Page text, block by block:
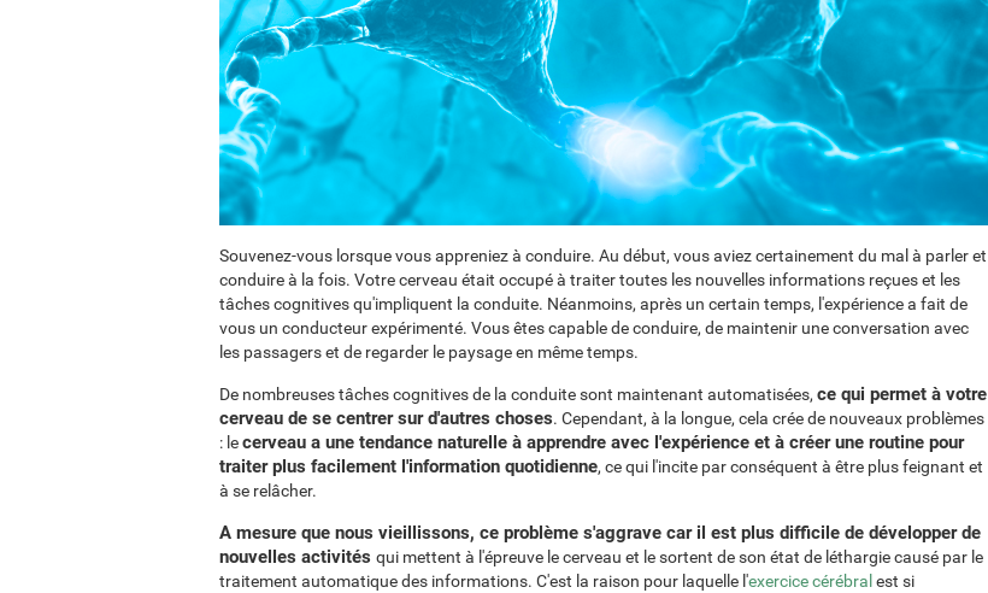
Souvenez-vous lorsque vous appreniez à conduire. Au début, vous aviez certainement du mal à parler et
conduire à la fois. Votre cerveau était occupé à traiter toutes les nouvelles informations reçues et les
tâches cognitives qu'impliquent la conduite. Néanmoins, après un certain temps, l'expérience a fait de
vous un conducteur expérimenté. Vous êtes capable de conduire, de maintenir une conversation avec
les passagers et de regarder le paysage en même temps.
De nombreuses tâches cognitives de la conduite sont maintenant automatisées, ce qui permet à votre
cerveau de se centrer sur d'autres choses. Cependant, à la longue, cela crée de nouveaux problèmes
: lecerveau a une tendance naturelle à apprendre avec l'expérience et à créer une routine pour
traiter plus facilement l'information quotidienne, ce qui l'incite par conséquent à être plus feignant et
à se relâcher.
A mesure que nous vieillissons, ce problème s'aggrave car il est plus difficile de développer de
nouvelles activités qui mettent à l'épreuve le cerveau et le sortent de son état de léthargie causé par le
traitement automatique des informations. C'est la raison pour laquelle l'exercice cérébral est si